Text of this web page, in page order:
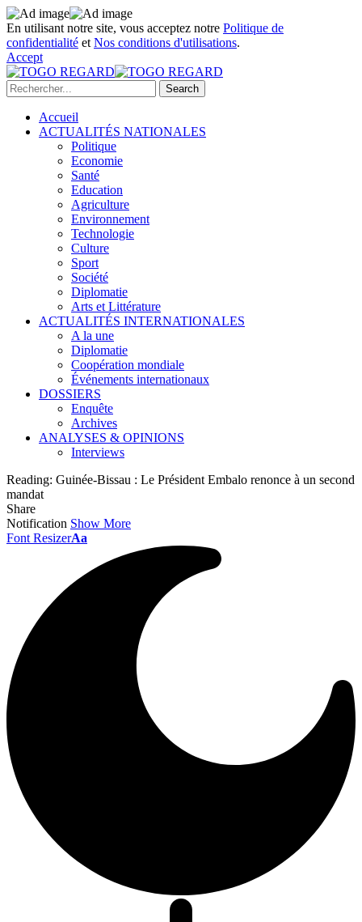
En utilisant notre site, vous acceptez notre Politique de
confidentialité et Nos conditions d'utilisations.
Accept
Accueil
ACTUALITÉS NATIONALES
Politique
Economie
Santé
Education
Agriculture
Environnement
Technologie
Culture
Sport
Société
Diplomatie
Arts et Littérature
ACTUALITÉS INTERNATIONALES
A la une
Diplomatie
Coopération mondiale
Événements internationaux
DOSSIERS
Enquête
Archives
ANALYSES & OPINIONS
Interviews
Reading: Guinée-Bissau : Le Président Embalo renonce à un second
mandat
Share
Notification Show More
Font ResizerAa